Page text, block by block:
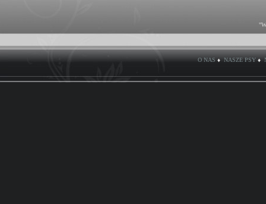
O NAS ♦ NASZE PSY ♦